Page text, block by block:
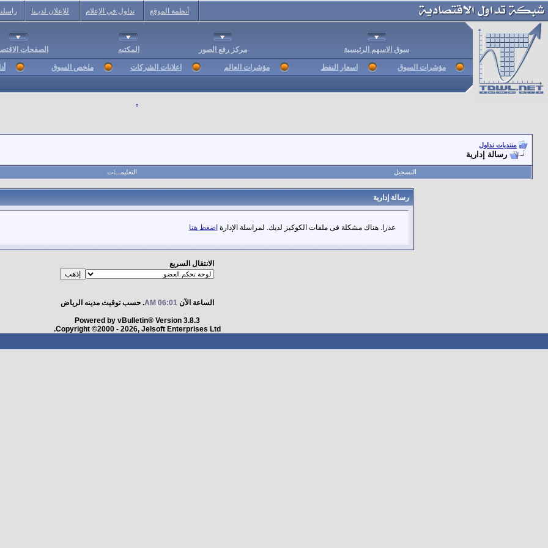
أنظمة الموقع تداول في الإعلام للإعلان لديـنا
سوق الاسهم الرئيسية مركز رفع الصور المكتبه الصفحات
مؤشرات السوق اسعار النفط مؤشرات العالم اعلانات الشركات ملخص السوق
منتديات تداول
رسالة إدارية
التسجيل التعليمـــات
رسالة إدارية
عذرا. هناك مشكلة فى ملفات الكوكيز لديك. لمراسلة الإدارة اضغط هنا
الانتقال السريع
الساعة الآن06:01 AM . حسب توقيت مدينه الرياض
Powered by vBulletin® Version 3.8.3
Copyright ©2000 - 2026, Jelsoft Enterprises Ltd.